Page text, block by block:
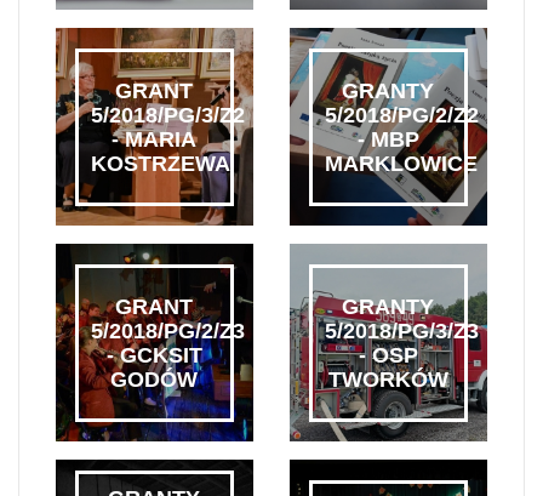
GRANT
5/2018/PG/3/Z2
- MARIA
KOSTRZEWA
GRANTY
5/2018/PG/2/Z2
- MBP
MARKLOWICE
GRANT
5/2018/PG/2/Z3
- GCKSIT
GODÓW
GRANTY
5/2018/PG/3/Z3
- OSP
TWORKÓW